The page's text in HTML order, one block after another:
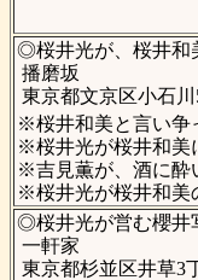
◎桜井光が、桜井和
播磨坂
東京都文京区小石川
※桜井和美と言い争
※桜井光が桜井和美
※吉見薫が、酒に酔
※桜井光が桜井和美
◎桜井光が営む櫻井
一軒家
東京都杉並区井草3